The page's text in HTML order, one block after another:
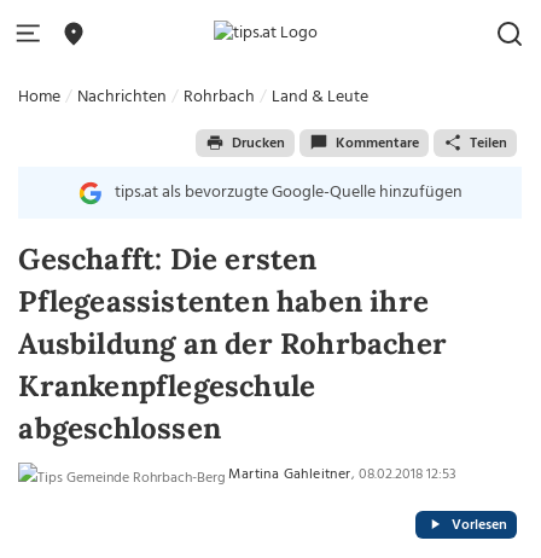
Home Nachrichten Rohrbach Land & Leute
Drucken Kommentare Teilen
tips.at als bevorzugte Google-Quelle hinzufügen
Geschafft: Die ersten
Pflegeassistenten haben ihre
Ausbildung an der Rohrbacher
Krankenpflegeschule
abgeschlossen
Martina Gahleitner, 08.02.2018 12:53
Vorlesen